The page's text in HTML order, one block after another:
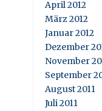
April 2012
März 2012
Januar 2012
Dezember
November
September
August 2011
Juli 2011